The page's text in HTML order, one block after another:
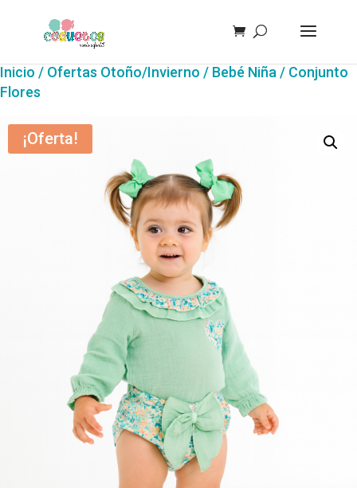
Inicio / Ofertas Otoño/Invierno / Bebé Niña / Conjunto
Flores
¡Oferta!